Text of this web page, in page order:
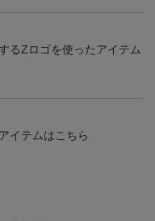
るZロゴを使ったアイテム
イテムはこちら